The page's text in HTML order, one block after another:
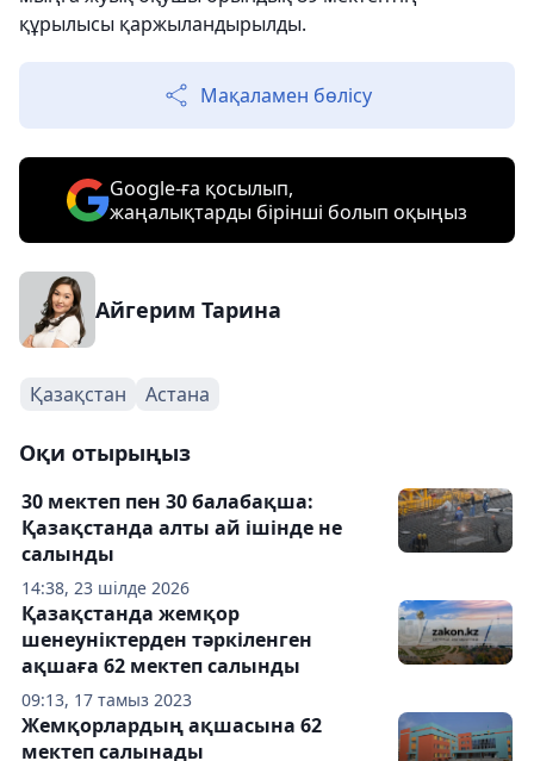
құрылысы қаржыландырылды.
Мақаламен бөлісу
Google-ға қосылып,
жаңалықтарды бірінші болып оқыңыз
Айгерим Тарина
Қазақстан Астана
Оқи отырыңыз
14:38, 23 шілде 2026
30 мектеп пен 30 балабақша:
Қазақстанда алты ай ішінде не
салынды
09:13, 17 тамыз 2023
Қазақстанда жемқор
шенеуніктерден тәркіленген
ақшаға 62 мектеп салынды
Жемқорлардың ақшасына 62
мектеп салынады